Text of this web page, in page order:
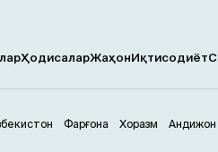
ҲодисаларЖаҳонИқтисодиёт
Андижон
Фарғона Хоразм